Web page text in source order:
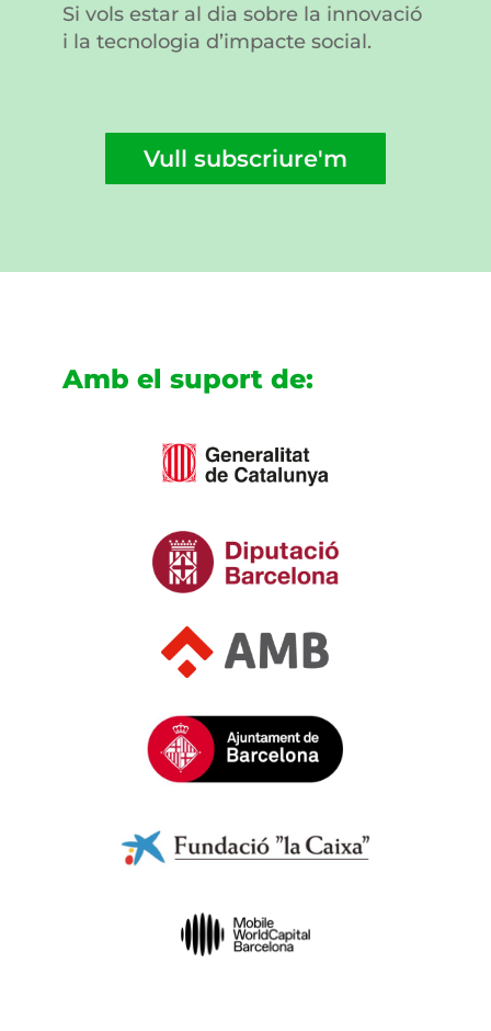
Si vols estar al dia sobre la innovació
i la tecnologia d’impacte social.
Vull subscriure'm
Amb el suport de: